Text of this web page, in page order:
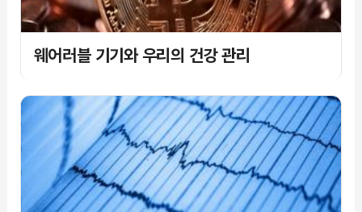
웨어러블 기기와 우리의 건강 관리